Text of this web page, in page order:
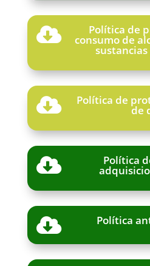
 Política de
consumo de
 Política de
de
 Política
 Política